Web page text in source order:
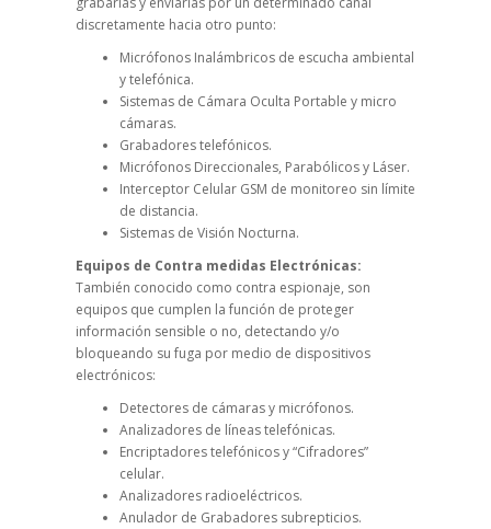
discretamente hacia otro punto:
Micrófonos Inalámbricos de escucha ambiental
y telefónica.
Sistemas de Cámara Oculta Portable y micro
cámaras.
Grabadores telefónicos.
Micrófonos Direccionales, Parabólicos y Láser.
Interceptor Celular GSM de monitoreo sin límite
de distancia.
Sistemas de Visión Nocturna.
Equipos de Contra medidas Electrónicas:
También conocido como contra espionaje, son
equipos que cumplen la función de proteger
información sensible o no, detectando y/o
bloqueando su fuga por medio de dispositivos
electrónicos:
Detectores de cámaras y micrófonos.
Analizadores de líneas telefónicas.
Encriptadores telefónicos y “Cifradores”
celular.
Analizadores radioeléctricos.
Anulador de Grabadores subrepticios.